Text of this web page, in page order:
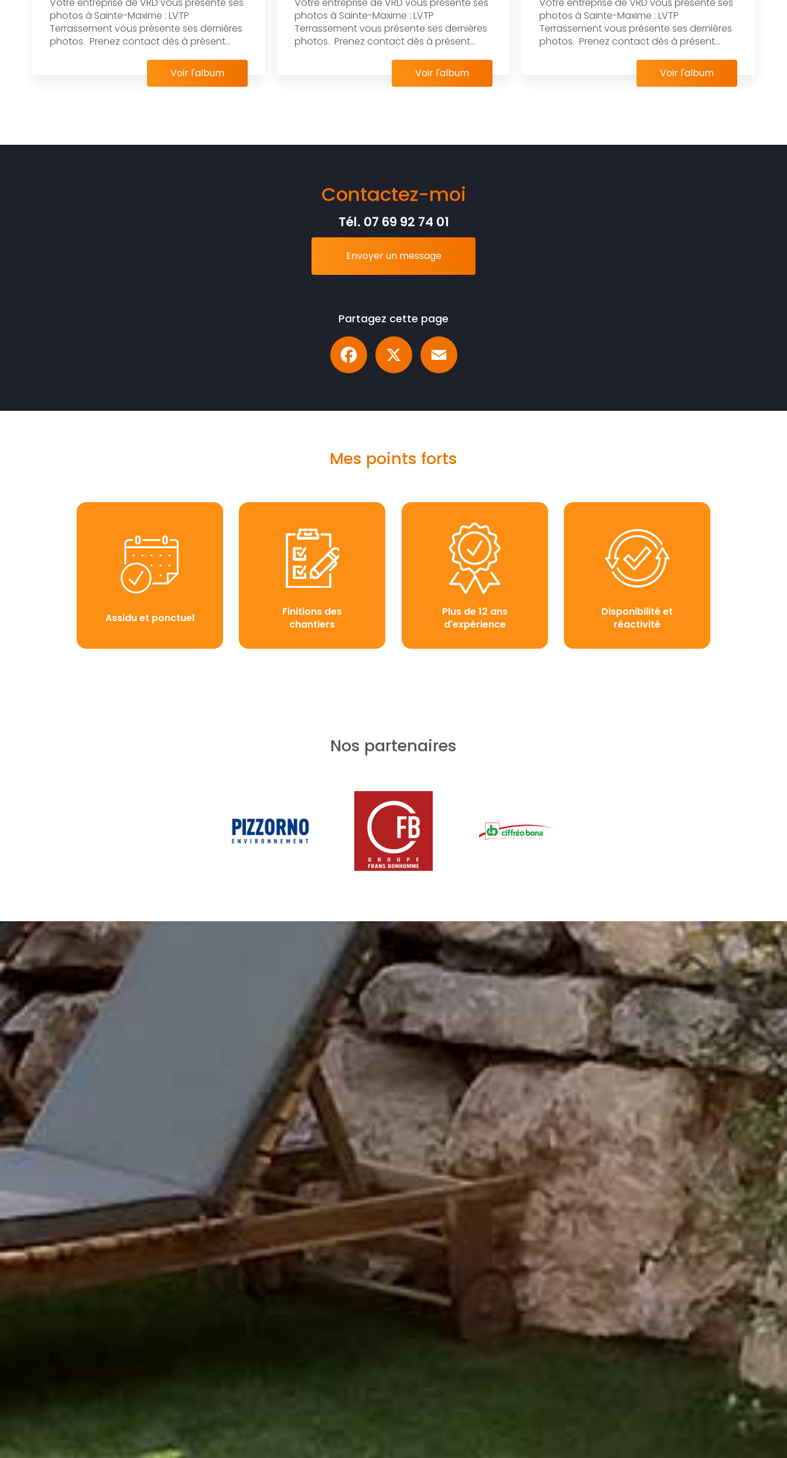
photos à Sainte-Maxime : LVTP
Terrassement vous présente ses dernières
photos. Prenez contact dès à présent...
Voir l'album
photos à Sainte-Maxime : LVTP
Terrassement vous présente ses dernières
photos. Prenez contact dès à présent...
Voir l'album
photos à Sainte-Maxime : LVTP
Terrassement vous présente ses dernières
photos. Prenez contact dès à présent...
Voir l'album
Contactez-moi
Tél. 07 69 92 74 01
Envoyer un message
Partagez cette page
Facebook
Mes points forts
Assidu et ponctuel
Finitions des
chantiers
Plus de 12 ans
d'expérience
Disponibilité et
réactivité
Nos partenaires